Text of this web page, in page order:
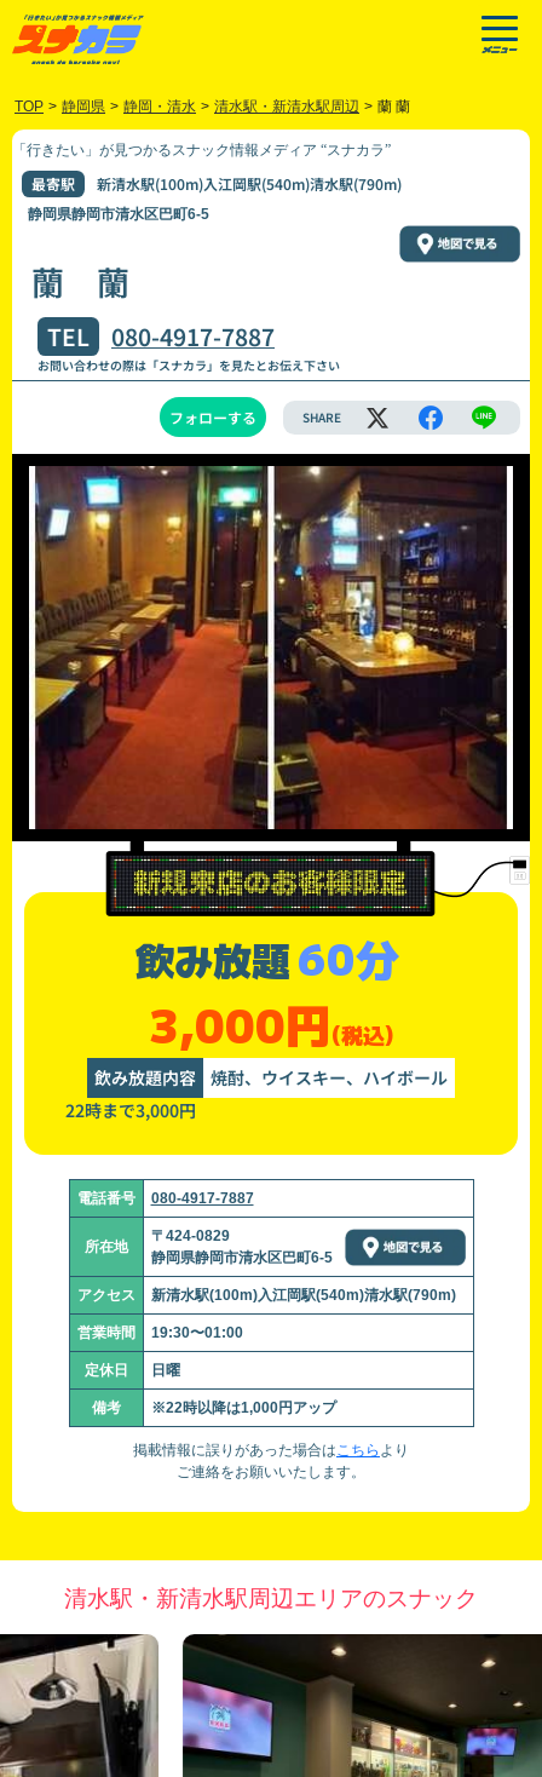
TOP > 静岡県 > 静岡・清水 > 清水駅・新清水駅周辺 > 蘭 蘭
「行きたい」が見つかるスナック情報メディア “スナカラ”
最寄駅 新清水駅(100m)入江岡駅(540m)清水駅(790m)
静岡県静岡市清水区巴町6-5
蘭 蘭
TEL 080-4917-7887
お問い合わせの際は「スナカラ」を見たとお伝え下さい
フォローする SHARE
飲み放題60分
3,000円(税込)
飲み放題内容 焼酎、ウイスキー、ハイボール
22時まで3,000円
電話番号 080-4917-7887
所在地
〒424-0829
静岡県静岡市清水区巴町6-5
アクセス 新清水駅(100m)入江岡駅(540m)清水駅(790m)
営業時間 19:30〜01:00
定休日 日曜
備考 ※22時以降は1,000円アップ
掲載情報に誤りがあった場合はこちら より
ご連絡をお願いいたします。
清水駅・新清水駅周辺エリアのスナック